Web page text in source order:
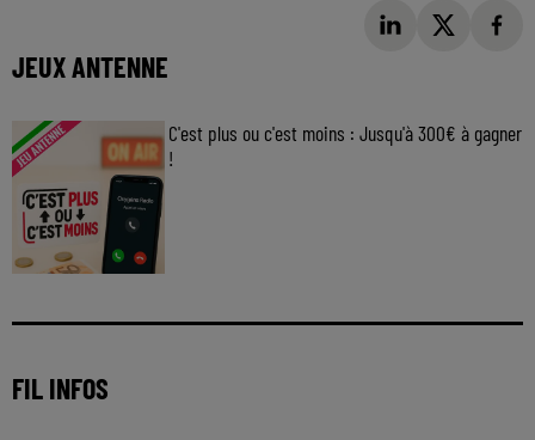
JEUX ANTENNE
C'est plus ou c'est moins : Jusqu'à 300€ à gagner
!
FIL INFOS